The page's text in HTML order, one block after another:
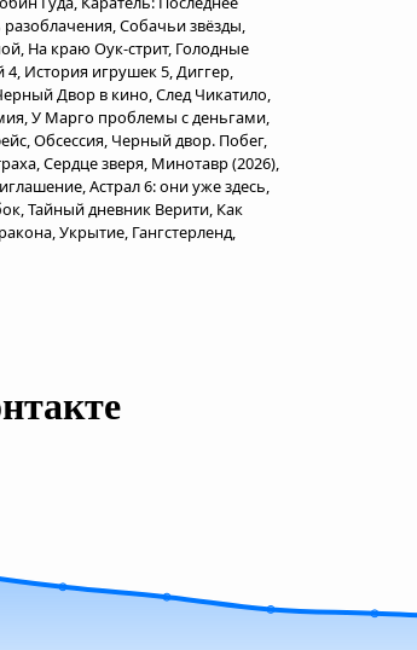
Собачьи звёзды,
На краю Оук-стрит, Голодные
История игрушек 5, Диггер,
Двор в кино, След Чикатило,
У Марго проблемы с деньгами,
Обсессия, Черный двор. Побег,
Сердце зверя, Минотавр (2026),
Астрал 6: они уже здесь,
Тайный дневник Верити, Как
Укрытие, Гангстерленд,